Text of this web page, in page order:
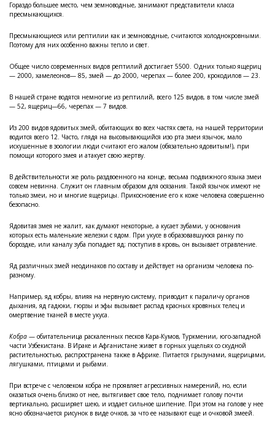
Гораздо большее место, чем земноводные, занимают представители класса
пресмыкающихся.
Пресмыкающиеся или рептилии как и земноводные, считаются холоднокровными.
Поэтому для них особенно важны тепло и свет.
Общее число современных видов рептилий достигает 5500. Одних только ящериц
— 2000, хамелеонов— 85, змей — до 2000, черепах — более 200, крокодилов — 23.
В нашей стране водятся немногие из рептилий, всего 125 видов, в том числе змей
— 52, ящериц—66, черепах — 7 видов.
Из 200 видов ядовитых змей, обитающих во всех частях света, на нашей территории
водится всего 12. Часто, глядя на высовывающийся изо рта змеи язычок, мало
искушенные в зоологии люди считают его жалом (обязательно ядовитым!), при
помощи которого змея и атакует свою жертву.
В действительности же роль раздвоенного на конце, весьма подвижного языка змеи
совсем невинна. Служит он главным образом для осязания. Такой язычок имеют не
только змеи, но и многие ящерицы. Прикосновение его к коже человека совершенно
безопасно.
Ядовитая змея не жалит, как думают некоторые, а кусает зубами, у основания
которых есть маленькие железки с ядом. При укусе в образовавшуюся ранку по
бороздке, или каналу зуба попадает яд; поступив в кровь, он вызывает отравление.
Яд различных змей неодинаков по составу и действует на организм человека по-
разному.
Например, яд кобры, влияя на нервную систему, приводит к параличу органов
дыхания, яд гадюки, гюрзы и эфы вызывает распад красных кровяных телец и
омертвение тканей в месте укуса.
Кобра — обитательница раскаленных песков Кара-Кумов, Туркмении, юго-западной
части Узбекистана. В Ираке и Афганистане живет в горных ущельях со скудной
растительностью, распространена также в Африке. Питается грызунами, ящерицами,
лягушками, птицами и рыбами.
При встрече с человеком кобра не проявляет агрессивных намерений, но, если
оказаться очень близко от нее, вытягивает свое тело, поднимает голову почти
вертикально, расширяет шею, и издает сильное шипение. При этом на голове у нее
ясно обозначается рисунок в виде очков, за что ее называют еще и очковой змеей.